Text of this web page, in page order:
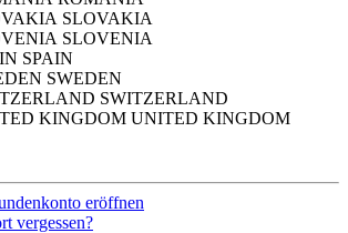
SLOVAKIA
SLOVENIA
SPAIN
SWEDEN
SWITZERLAND
UNITED KINGDOM
eröffnen
vergessen?